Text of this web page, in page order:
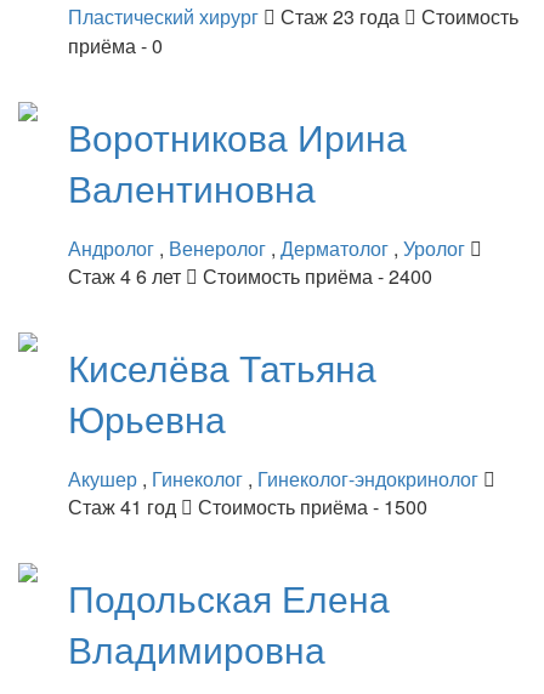
Пластический хирург Стаж 23 года
Стоимость
приёма - 0
Воротникова Ирина
Валентиновна
Андролог , Венеролог , Дерматолог , Уролог
Стаж 4 6 лет
Стоимость приёма - 2400
КиселёваТатьяна
Юрьевна
Акушер , Гинеколог , Гинеколог-эндокринолог
Стаж 41 год
Стоимость приёма - 1500
Подольская Елена
Владимировна